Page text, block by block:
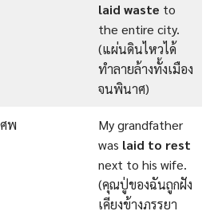
laid waste to
the entire city.
(แผ่นดินไหวได้
ทำลายล้างทั้งเมือง
จนพินาศ)
พ
My grandfather
was laid to rest
next to his wife.
(คุณปู่ของฉันถูกฝัง
เคียงข้างภรรยา